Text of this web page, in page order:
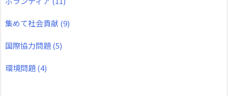
集めて社会貢献 (9)
国際協力問題(5)
環境問題(4)